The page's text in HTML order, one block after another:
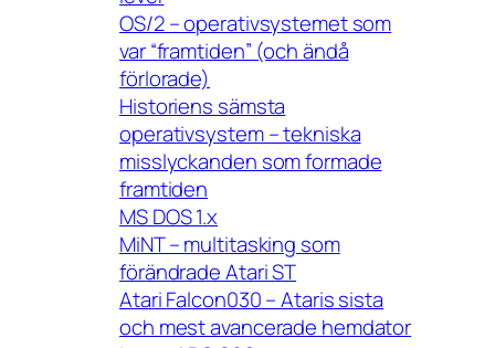
OS/2 – operativsystemet som
var “framtiden” (och ändå
förlorade)
Historiens sämsta
operativsystem – tekniska
misslyckanden som formade
framtiden
MS DOS 1.x
MiNT – multitasking som
förändrade Atari ST
Atari Falcon030 – Ataris sista
och mest avancerade hemdator